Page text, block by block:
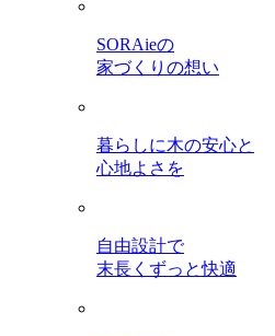
SORAieの
家づくりの想い
暮らしに木の安心と
心地よさを
自由設計で
末長くずっと快適